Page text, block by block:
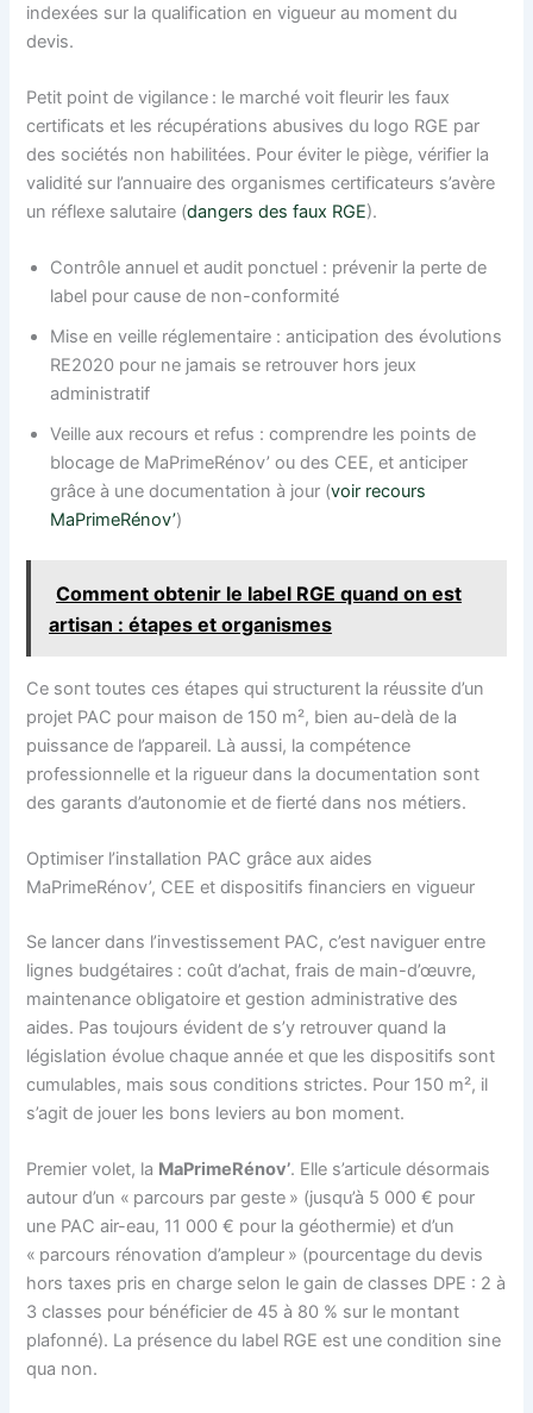
indexées sur la qualification en vigueur au moment du
devis.
Petit point de vigilance : le marché voit fleurir les faux
certificats et les récupérations abusives du logo RGE par
des sociétés non habilitées. Pour éviter le piège, vérifier la
validité sur l’annuaire des organismes certificateurs s’avère
un réflexe salutaire (dangers des faux RGE).
Contrôle annuel et audit ponctuel : prévenir la perte de
label pour cause de non-conformité
Mise en veille réglementaire : anticipation des évolutions
RE2020 pour ne jamais se retrouver hors jeux
administratif
Veille aux recours et refus : comprendre les points de
blocage de MaPrimeRénov’ ou des CEE, et anticiper
grâce à une documentation à jour (voir recours
MaPrimeRénov’)
Comment obtenir le label RGE quand on est
artisan : étapes et organismes
Ce sont toutes ces étapes qui structurent la réussite d’un
projet PAC pour maison de 150 m², bien au-delà de la
puissance de l’appareil. Là aussi, la compétence
professionnelle et la rigueur dans la documentation sont
des garants d’autonomie et de fierté dans nos métiers.
Optimiser l’installation PAC grâce aux aides
MaPrimeRénov’, CEE et dispositifs financiers en vigueur
Se lancer dans l’investissement PAC, c’est naviguer entre
lignes budgétaires : coût d’achat, frais de main-d’œuvre,
maintenance obligatoire et gestion administrative des
aides. Pas toujours évident de s’y retrouver quand la
législation évolue chaque année et que les dispositifs sont
cumulables, mais sous conditions strictes. Pour 150 m², il
s’agit de jouer les bons leviers au bon moment.
Premier volet, la MaPrimeRénov’. Elle s’articule désormais
autour d’un « parcours par geste » (jusqu’à 5 000 € pour
une PAC air-eau, 11 000 € pour la géothermie) et d’un
« parcours rénovation d’ampleur » (pourcentage du devis
hors taxes pris en charge selon le gain de classes DPE : 2 à
3 classes pour bénéficier de 45 à 80 % sur le montant
plafonné). La présence du label RGE est une condition sine
qua non.